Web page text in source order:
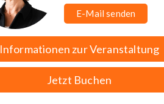
E-Mail senden
Informationen zur Veranstaltung
Jetzt Buchen